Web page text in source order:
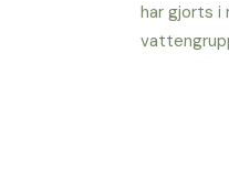
har gjorts i